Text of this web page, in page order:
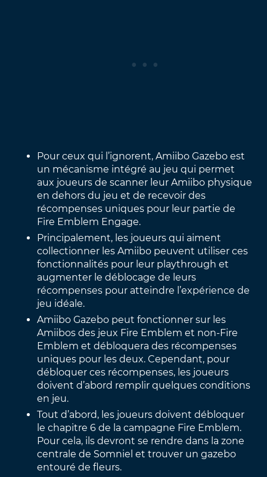
Pour ceux qui l’ignorent, Amiibo Gazebo est
un mécanisme intégré au jeu qui permet
aux joueurs de scanner leur Amiibo physique
en dehors du jeu et de recevoir des
récompenses uniques pour leur partie de
Fire Emblem Engage.
Principalement, les joueurs qui aiment
collectionner les Amiibo peuvent utiliser ces
fonctionnalités pour leur playthrough et
augmenter le déblocage de leurs
récompenses pour atteindre l’expérience de
jeu idéale.
Amiibo Gazebo peut fonctionner sur les
Amiibos des jeux Fire Emblem et non-Fire
Emblem et débloquera des récompenses
uniques pour les deux. Cependant, pour
débloquer ces récompenses, les joueurs
doivent d’abord remplir quelques conditions
en jeu.
Tout d’abord, les joueurs doivent débloquer
le chapitre 6 de la campagne Fire Emblem.
Pour cela, ils devront se rendre dans la zone
centrale de Somniel et trouver un gazebo
entouré de fleurs.